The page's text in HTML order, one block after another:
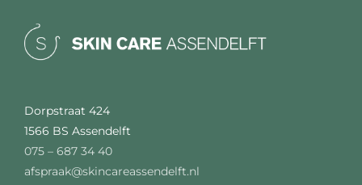
Dorpstraat 424
1566 BS Assendelft
075 – 687 34 40
afspraak@skincareassendelft.nl